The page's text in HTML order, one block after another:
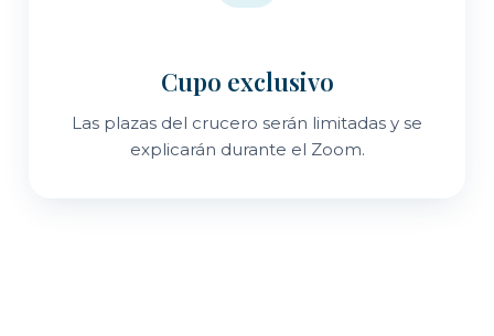
Cupo exclusivo
Las plazas del crucero serán limitadas y se
explicarán durante el Zoom.